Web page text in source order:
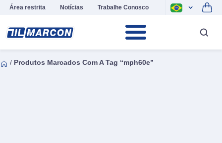
Área restrita Notícias Trabalhe Conosco
/ Produtos Marcados Com A Tag “mph60e”